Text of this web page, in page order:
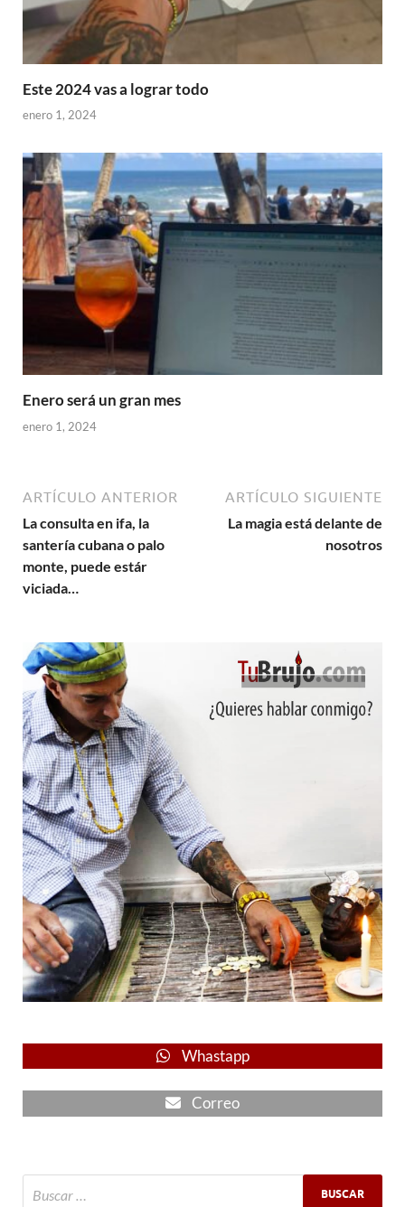
Este 2024 vas a lograr todo
enero 1, 2024
Enero será un gran mes
enero 1, 2024
ARTÍCULO ANTERIOR
La consulta en ifa, la
santería cubana o palo
monte, puede estár
viciada…
ARTÍCULO SIGUIENTE
La magia está delante de
nosotros
Whastapp
Correo